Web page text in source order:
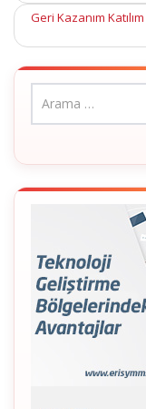
Geri Kazanım